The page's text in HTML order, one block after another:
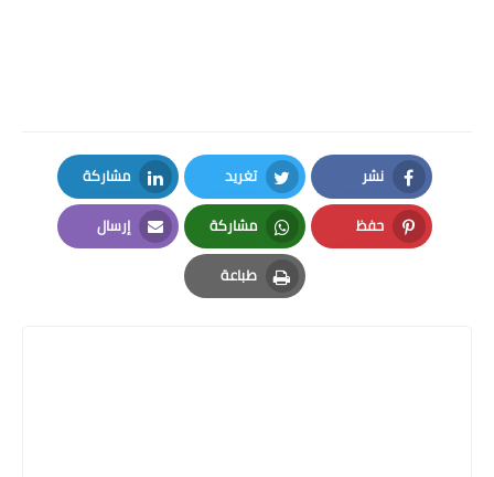
نشر
Facebook
تغريد
Twitter
مشاركة
LinkedIn
حفظ
Pinterest
مشاركة
Whatsapp
إرسال
Email
طباعة
Print